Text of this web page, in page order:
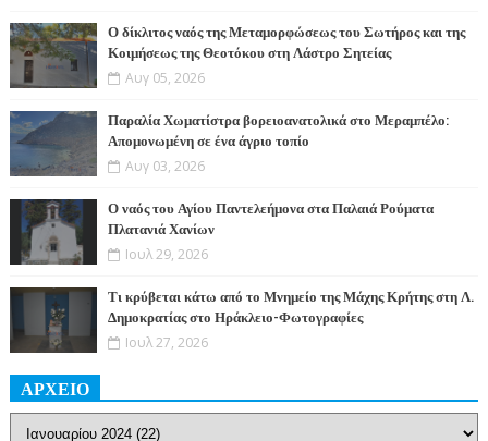
Ο δίκλιτος ναός της Μεταμορφώσεως του Σωτήρος και της
Κοιμήσεως της Θεοτόκου στη Λάστρο Σητείας
Αυγ 05, 2026
Παραλία Χωματίστρα βορειοανατολικά στο Μεραμπέλο:
Απομονωμένη σε ένα άγριο τοπίο
Αυγ 03, 2026
Ο ναός του Αγίου Παντελεήμονα στα Παλαιά Ρούματα
Πλατανιά Χανίων
Ιουλ 29, 2026
Τι κρύβεται κάτω από το Μνημείο της Μάχης Κρήτης στη Λ.
Δημοκρατίας στο Ηράκλειο-Φωτογραφίες
Ιουλ 27, 2026
ΑΡΧΕΙΟ